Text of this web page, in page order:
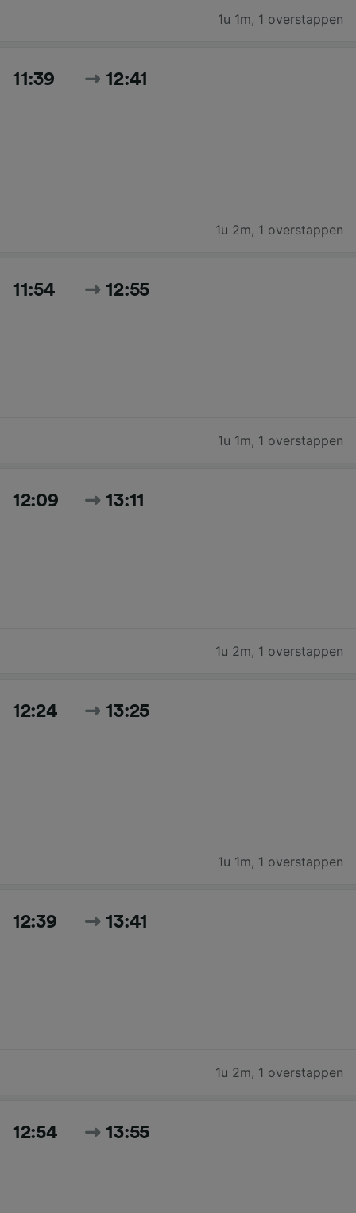
1u 1m, 1 overstappen
11:39 12:41
1u 2m, 1 overstappen
11:54 12:55
1u 1m, 1 overstappen
12:09 13:11
1u 2m, 1 overstappen
12:24 13:25
1u 1m, 1 overstappen
12:39 13:41
1u 2m, 1 overstappen
12:54 13:55